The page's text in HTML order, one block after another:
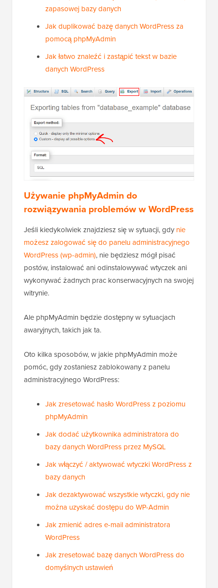
Jak przywrócić stronę WordPress tylko z kopii
zapasowej bazy danych
Jak duplikować bazę danych WordPress za
pomocą phpMyAdmin
Jak łatwo znaleźć i zastąpić tekst w bazie
Używanie phpMyAdmin do
Jeśli kiedykolwiek znajdziesz się w sytuacji, gdynie
możesz zalogować się do panelu administracyjnego
WordPress (wp-admin), nie będziesz mógł pisać
postów, instalować ani odinstalowywać wtyczek ani
wykonywać żadnych prac konserwacyjnych na swojej
Ale phpMyAdmin będzie dostępny w sytuacjach
Oto kilka sposobów, w jakie phpMyAdmin może
pomóc, gdy zostaniesz zablokowany z panelu
Jak zresetować hasło WordPress z poziomu
phpMyAdmin
Jak dodać użytkownika administratora do
bazy danych WordPress przez MySQL
Jak włączyć / aktywować wtyczki WordPress z
Jak dezaktywować wszystkie wtyczki, gdy nie
można uzyskać dostępu do WP-Admin
Jak zmienić adres e-mail administratora
Jak zresetować bazę danych WordPress do